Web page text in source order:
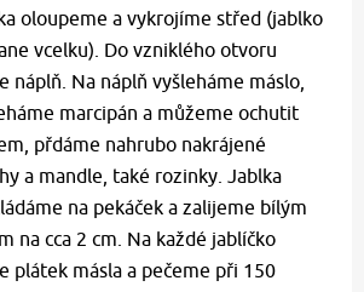
oloupeme a vykrojíme střed (jablko
vcelku). Do vzniklého otvoru
náplň. Na náplň vyšleháme máslo,
marcipán a můžeme ochutit
přdáme nahrubo nakrájené
a mandle, také rozinky. Jablka
na pekáček a zalijeme bílým
na cca 2 cm. Na každé jablíčko
plátek másla a pečeme při 150